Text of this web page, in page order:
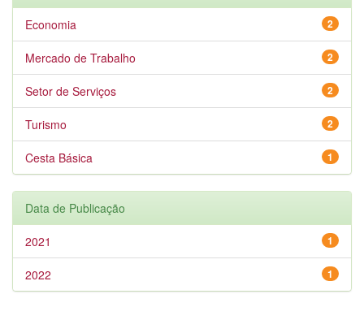
2
Economia
2
Mercado de Trabalho
2
Setor de Serviços
2
Turismo
1
Cesta Básica
Data de Publicação
1
2021
1
2022